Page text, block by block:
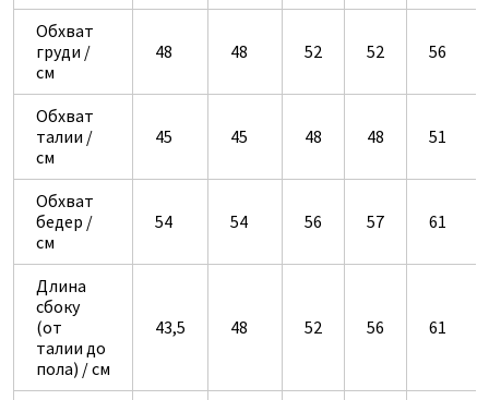
Обхват
груди /
см
48 48 52 52 56
Обхват
талии /
см
45 45 48 48 51
Обхват
бедер /
см
54 54 56 57 61
Длина
сбоку
(от
талии до
пола) / см
43,5 48 52 56 61